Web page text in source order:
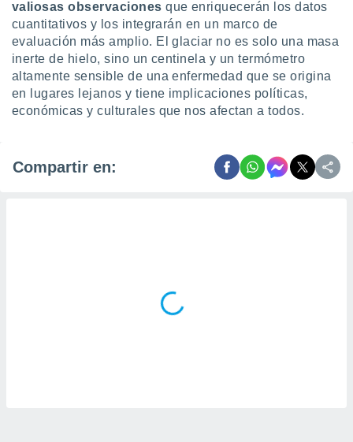
valiosas observaciones que enriquecerán los datos
cuantitativos y los integrarán en un marco de
evaluación más amplio. El glaciar no es solo una masa
inerte de hielo, sino un centinela y un termómetro
altamente sensible de una enfermedad que se origina
en lugares lejanos y tiene implicaciones políticas,
económicas y culturales que nos afectan a todos.
Compartir en: